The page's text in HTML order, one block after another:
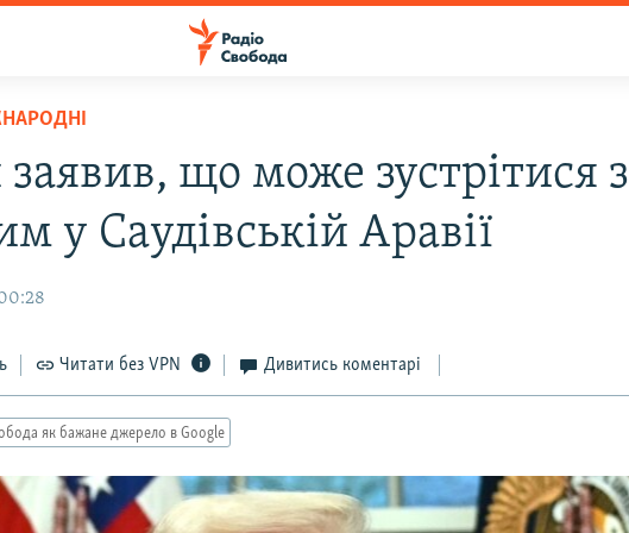
що може зустрітися з
у Саудівській Аравії
Читати без VPN Дивитись коментарі
як бажане джерело в Google